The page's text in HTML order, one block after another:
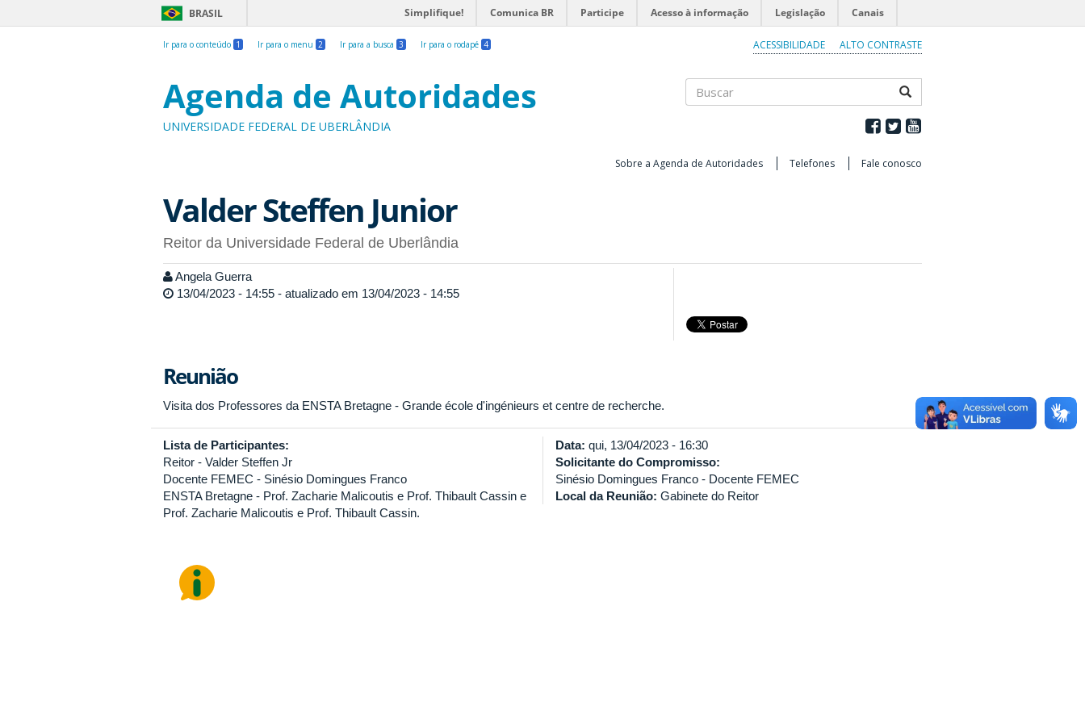
BRASIL Simplifique! Comunica BR Participe Acesso à informação Legislação Canais
Ir para o conteúdo 1 Ir para o menu 2 Ir para a busca 3 Ir para o rodapé 4 ACESSIBILIDADE ALTO CONTRASTE
Agenda de Autoridades
UNIVERSIDADE FEDERAL DE UBERLÂNDIA
Sobre a Agenda de Autoridades Telefones Fale conosco
Valder Steffen Junior
Reitor da Universidade Federal de Uberlândia
Angela Guerra
13/04/2023 - 14:55 - atualizado em 13/04/2023 - 14:55
Reunião
Visita dos Professores da ENSTA Bretagne - Grande école d'ingénieurs et centre de recherche.
Lista de Participantes:
Reitor - Valder Steffen Jr
Docente FEMEC - Sinésio Domingues Franco
ENSTA Bretagne - Prof. Zacharie Malicoutis e Prof. Thibault Cassin e
Prof. Zacharie Malicoutis e Prof. Thibault Cassin.
Data: qui, 13/04/2023 - 16:30
Solicitante do Compromisso:
Sinésio Domingues Franco - Docente FEMEC
Local da Reunião: Gabinete do Reitor